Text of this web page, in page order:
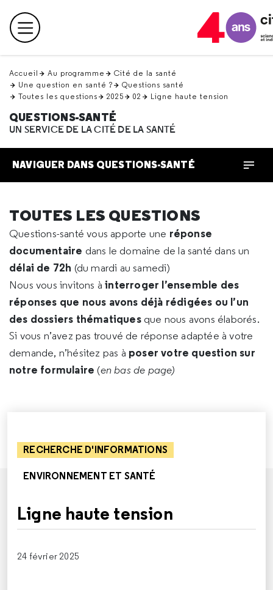
en
haut Menu principal
Accueil Au programme
Cité de la santé
Une question en santé ?
Questions santé
Toutes les questions
2025 02 Ligne haute tension
QUESTIONS-SANTÉ
UN SERVICE DE LA CITÉ DE LA SANTÉ
NAVIGUER DANS QUESTIONS-SANTÉ
TOUTES LES QUESTIONS
Questions-santé vous apporte une réponse
documentaire dans le domaine de la santé dans un
délai de 72h (du mardi au samedi)
Nous vous invitons àinterroger l’ensemble des
réponses que nous avons déjà rédigées ou l’un
des dossiers thématiques que nous avons élaborés.
Si vous n’avez pas trouvé de réponse adaptée à votre
demande, n’hésitez pas à poser votre question sur
notre formulaire (en bas de page)
RECHERCHE D'INFORMATIONS
ENVIRONNEMENT ET SANTÉ
Ligne haute tension
24 février 2025